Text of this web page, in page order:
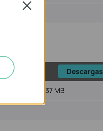
Descargas
72.37 MB
Close